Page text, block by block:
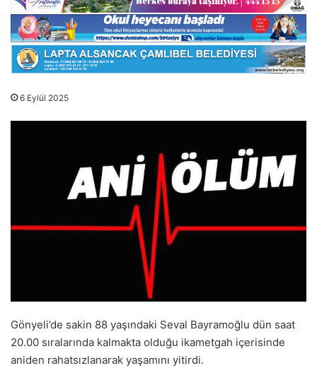
6 Eylül 2025
Gönyeli’de sakin 88 yaşındaki Seval Bayramoğlu dün saat
20.00 sıralarında kalmakta olduğu ikametgah içerisinde
aniden rahatsızlanarak yaşamını yitirdi.